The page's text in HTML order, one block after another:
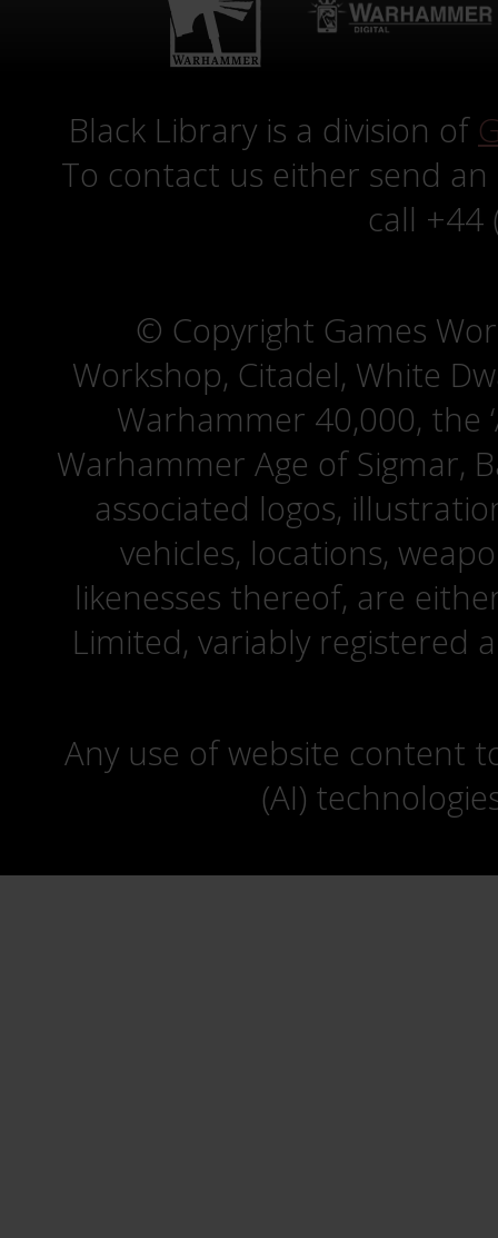
Black Library is a division of
To contact us either send
call +44
© Copyright Games
Workshop, Citadel, White
Warhammer 40,000, the
Warhammer Age of Sigmar,
associated logos,
vehicles, locations,
likenesses thereof, are
Limited, variably registered
Any use of website content
(AI)